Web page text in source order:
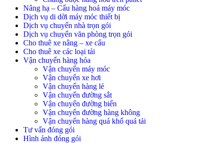
Nâng hạ – Cẩu hàng hoá máy móc
Dịch vụ di dời máy móc thiết bị
Dịch vụ chuyển nhà trọn gói
Dịch vụ chuyển văn phòng trọn gói
Cho thuê xe nâng – xe cẩu
Cho thuê xe các loại tải
Vận chuyển hàng hóa
Vận chuyển máy móc
Vận chuyển xe hơi
Vận chuyển hàng lẻ
Vận chuyển đường sắt
Vận chuyển đường biển
Vận chuyển đường hàng không
Vận chuyển hàng quá khổ quá tải
Tư vấn đóng gói
Hình ảnh đóng gói